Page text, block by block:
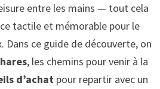
entre les mains — tout cela
tactile et mémorable pour le
Dans ce guide de découverte, on
, les chemins pour venir à la
d’achat pour repartir avec un